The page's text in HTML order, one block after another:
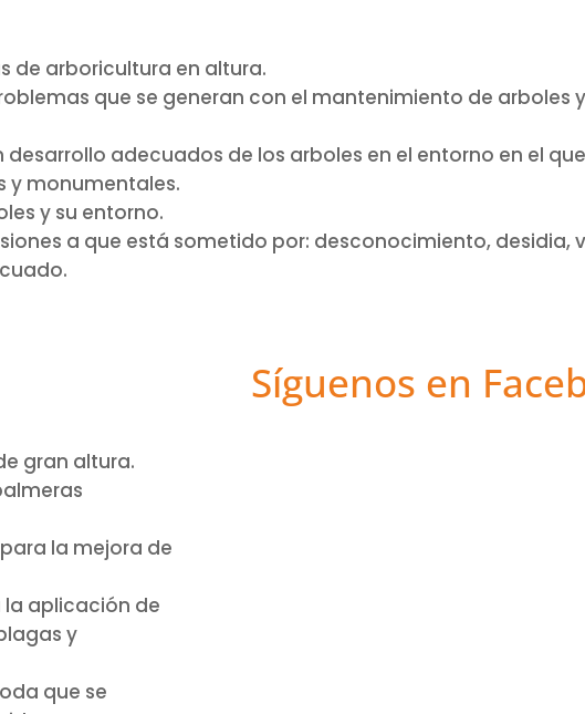
de arboricultura en altura.
que se generan con el mantenimiento de arboles
adecuados de los arboles en el entorno en el
y monumentales.
y su entorno.
a que está sometido por: desconocimiento, desidia,
gran altura.
la mejora de
aplicación de
y
que se
Síguenos en